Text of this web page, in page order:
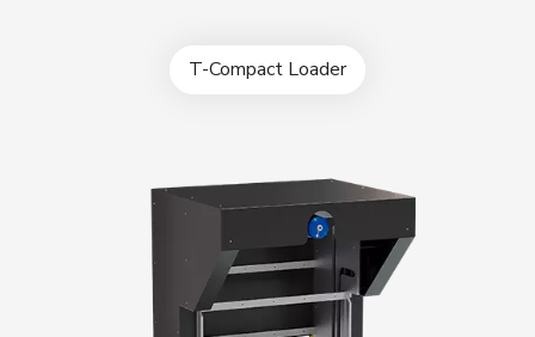
T-Compact Loader